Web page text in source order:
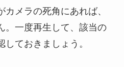
カメラの死角にあれば、
。一度再生して、該当の
ておきましょう。